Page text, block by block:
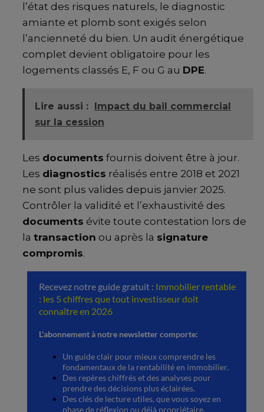
l’état des risques naturels, le diagnostic
amiante et plomb sont exigés selon
l’ancienneté du bien. Un audit énergétique
complet devient obligatoire pour les
logements classés E, F ou G au DPE.
Lire aussi :
Impact du bail commercial
sur la cession
Les documents fournis doivent être à jour.
Les diagnostics réalisés entre 2018 et 2021
ne sont plus valides depuis janvier 2025.
Contrôler la validité et l’exhaustivité des
documents évite toute contestation lors de
la transaction ou après la signature
compromis.